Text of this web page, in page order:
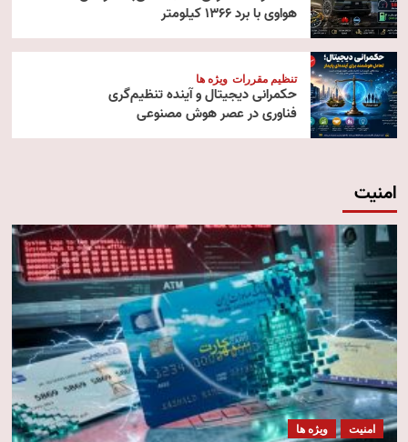
هواوی با برد ۱۳۶۶ کیلومتر
تنظیم مقررات ویژه ها
حکمرانی دیجیتال و آینده تنظیم‌گری
فناوری در عصر هوش مصنوعی
امنیت
امنیت ویژه ها